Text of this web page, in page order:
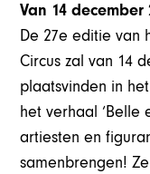
Van 14 december
De 27e editie van
Circus zal van 14
plaatsvinden in
het verhaal ‘Belle
artiesten en
samenbrengen!